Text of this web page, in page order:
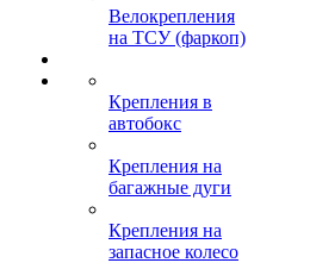
Велокрепления
на ТСУ (фаркоп)
Крепления в
автобокс
Крепления на
багажные дуги
Крепления на
запасное колесо